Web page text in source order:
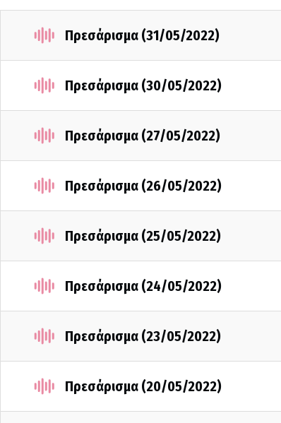
Πρεσάρισμα (31/05/2022)
Πρεσάρισμα (30/05/2022)
Πρεσάρισμα (27/05/2022)
Πρεσάρισμα (26/05/2022)
Πρεσάρισμα (25/05/2022)
Πρεσάρισμα (24/05/2022)
Πρεσάρισμα (23/05/2022)
Πρεσάρισμα (20/05/2022)